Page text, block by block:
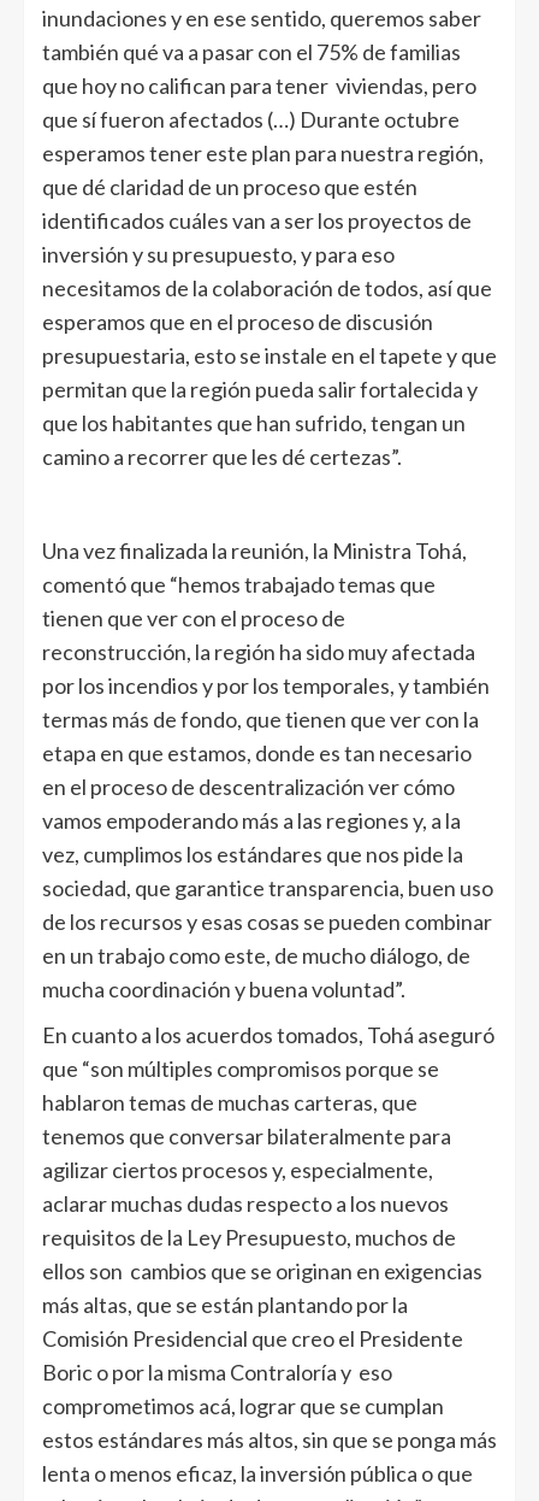
inundaciones y en ese sentido, queremos saber
también qué va a pasar con el 75% de familias
que hoy no califican para tener viviendas, pero
que sí fueron afectados (…) Durante octubre
esperamos tener este plan para nuestra región,
que dé claridad de un proceso que estén
identificados cuáles van a ser los proyectos de
inversión y su presupuesto, y para eso
necesitamos de la colaboración de todos, así que
esperamos que en el proceso de discusión
presupuestaria, esto se instale en el tapete y que
permitan que la región pueda salir fortalecida y
que los habitantes que han sufrido, tengan un
camino a recorrer que les dé certezas”.
Una vez finalizada la reunión, la Ministra Tohá,
comentó que “hemos trabajado temas que
tienen que ver con el proceso de
reconstrucción, la región ha sido muy afectada
por los incendios y por los temporales, y también
termas más de fondo, que tienen que ver con la
etapa en que estamos, donde es tan necesario
en el proceso de descentralización ver cómo
vamos empoderando más a las regiones y, a la
vez, cumplimos los estándares que nos pide la
sociedad, que garantice transparencia, buen uso
de los recursos y esas cosas se pueden combinar
en un trabajo como este, de mucho diálogo, de
mucha coordinación y buena voluntad”.
En cuanto a los acuerdos tomados, Tohá aseguró
que “son múltiples compromisos porque se
hablaron temas de muchas carteras, que
tenemos que conversar bilateralmente para
agilizar ciertos procesos y, especialmente,
aclarar muchas dudas respecto a los nuevos
requisitos de la Ley Presupuesto, muchos de
ellos son cambios que se originan en exigencias
más altas, que se están plantando por la
Comisión Presidencial que creo el Presidente
Boric o por la misma Contraloría y eso
comprometimos acá, lograr que se cumplan
estos estándares más altos, sin que se ponga más
lenta o menos eficaz, la inversión pública o que